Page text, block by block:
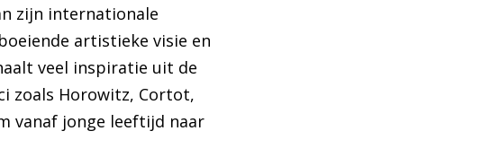
zijn internationale
artistieke visie en
veel inspiratie uit de
zoals Horowitz, Cortot,
vanaf jonge leeftijd naar